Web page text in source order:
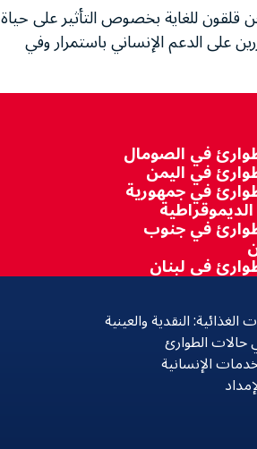
قلقون للغاية بخصوص التأثير على حياة
الدعم الإنساني باستمرار وفي
في الصومال
في اليمن
في جمهورية
في جنوب
في لبنان
النقدية والعينية
حالات الطوارئ
الإنسانية